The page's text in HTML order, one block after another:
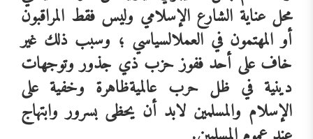
محل عناية الشارع الإسلامي وليس فقط المراقبون
أو المهتمون في العملالسياسي ؛ وسبب ذلك غير
خافعلىأحدففوزحزبذي جذوروتوجهات
دينية في ظل حرب عالميةظاهرة وخفية على
الإسلام والمسلمين لابد أن يحظى بسرور وابتهاج